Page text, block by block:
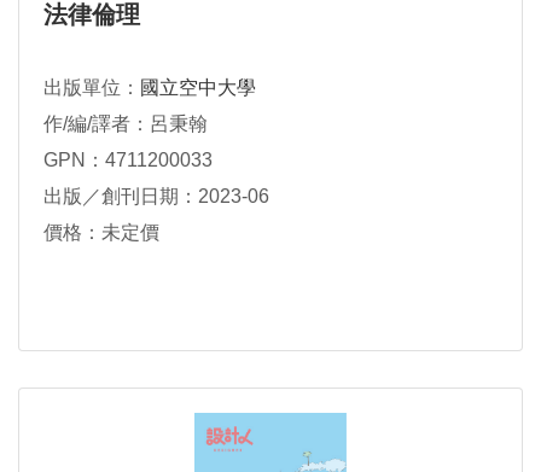
法律倫理
出版單位： 國立空中大學
作/編/譯者：呂秉翰
GPN：4711200033
出版／創刊日期：2023-06
價格：未定價